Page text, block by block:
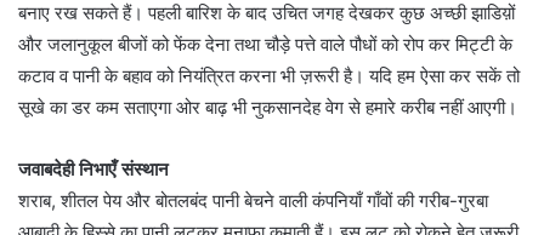
बनाए रख सकते हैं। पहली बारिश के बाद उचित जगह देखकर कुछ अच्छी झाडिय़ों
और जलानुकूल बीजों को फेंक देना तथा चौड़े पत्ते वाले पौधों को रोप कर मिट्टी के
कटाव व पानी के बहाव को नियंत्रित करना भी ज़रूरी है। यदि हम ऐसा कर सकें तो
सूखे का डर कम सताएगा ओर बाढ़ भी नुकसानदेह वेग से हमारे करीब नहीं आएगी।
जवाबदेही निभाएँ संस्थान
शराब, शीतल पेय और बोतलबंद पानी बेचने वाली कंपनियाँ गाँवों की गरीब-गुरबा